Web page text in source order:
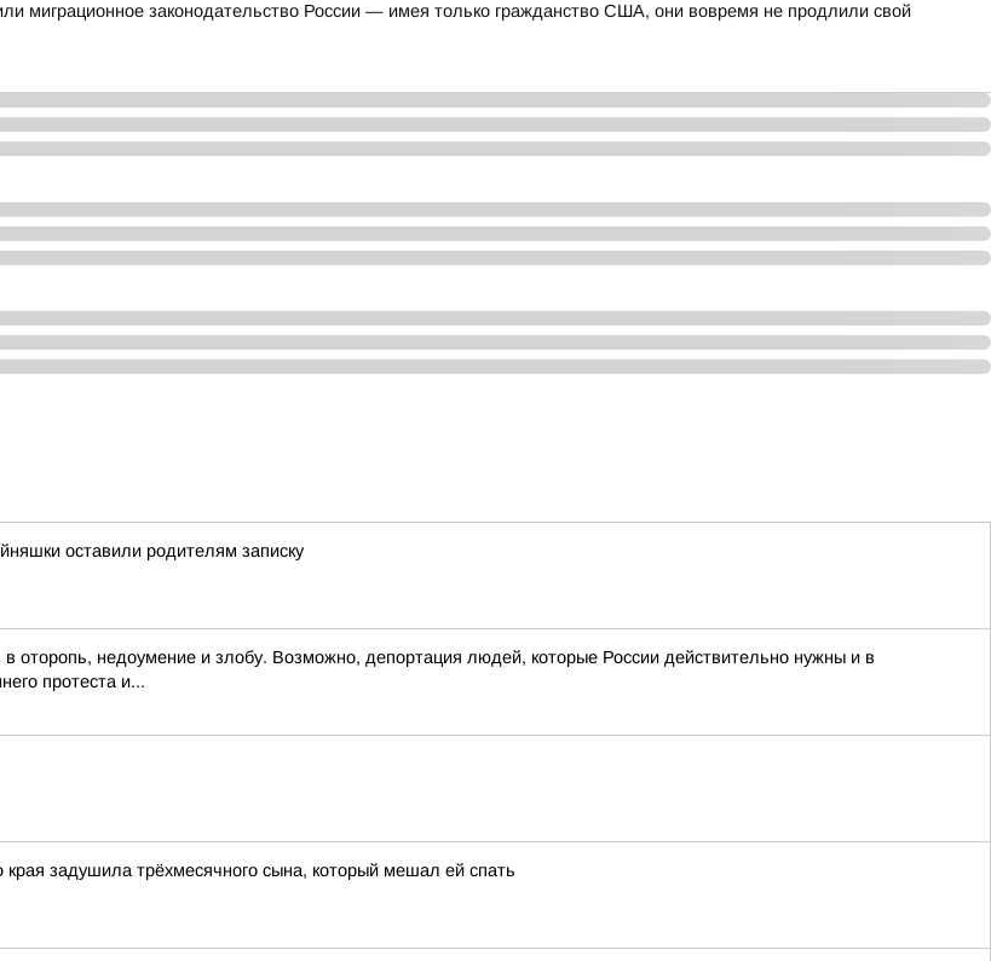
миграционное законодательство России — имея только гражданство США, они вовремя не продлили свой
оставили родителям записку
недоумение и злобу. Возможно, депортация людей, которые России действительно нужны и в
протеста и...
задушила трёхмесячного сына, который мешал ей спать